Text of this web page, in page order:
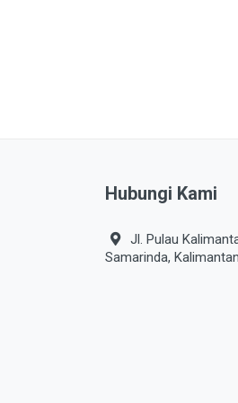
PRODUK DEWASA
PRODUK
Hubungi Kami
Jl. Pulau
Samarinda,